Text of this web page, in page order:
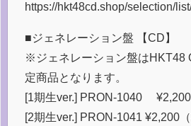
https://hkt48cd.shop/selection/
■ジェネレーション盤 【CD】
※ジェネレーション盤はHKT48
定商品となります。
[1期生ver.] PRON-1040 ¥2,200
[2期生ver.] PRON-1041 ¥2,200